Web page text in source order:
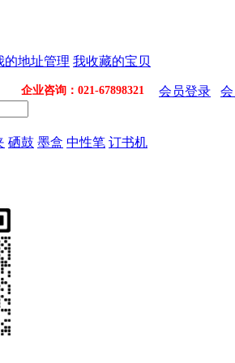
的地址管理 我收藏的宝贝
企业咨询：021-67898321 会员登录
硒鼓 墨盒 中性笔 订书机